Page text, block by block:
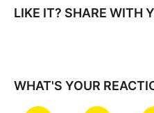
a
n
LIKE IT? SHARE WITH
WHAT'S YOUR